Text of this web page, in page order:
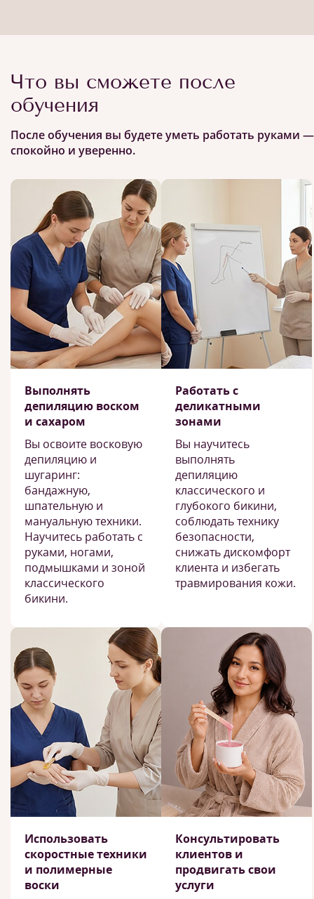
Что вы сможете после
обучения
После обучения вы будете уметь работать руками —
спокойно и уверенно.
Выполнять
депиляцию воском
и сахаром
Вы освоите восковую
депиляцию и
шугаринг:
бандажную,
шпательную и
мануальную техники.
Научитесь работать с
руками, ногами,
подмышками и зоной
классического
бикини.
Работать с
деликатными
зонами
Вы научитесь
выполнять
депиляцию
классического и
глубокого бикини,
соблюдать технику
безопасности,
снижать дискомфорт
клиента и избегать
травмирования кожи.
Использовать
скоростные техники
и полимерные
воски
Консультировать
клиентов и
продвигать свои
услуги